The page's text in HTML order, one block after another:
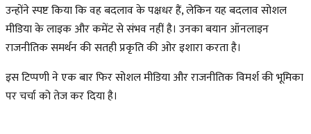
उन्होंने स्पष्ट किया कि वह बदलाव के पक्षधर हैं, लेकिन यह बदलाव सोशल
मीडिया के लाइक और कमेंट से संभव नहीं है। उनका बयान ऑनलाइन
राजनीतिक समर्थन की सतही प्रकृति की ओर इशारा करता है।
इस टिप्पणी ने एक बार फिर सोशल मीडिया और राजनीतिक विमर्श की भूमिका
पर चर्चा को तेज कर दिया है।